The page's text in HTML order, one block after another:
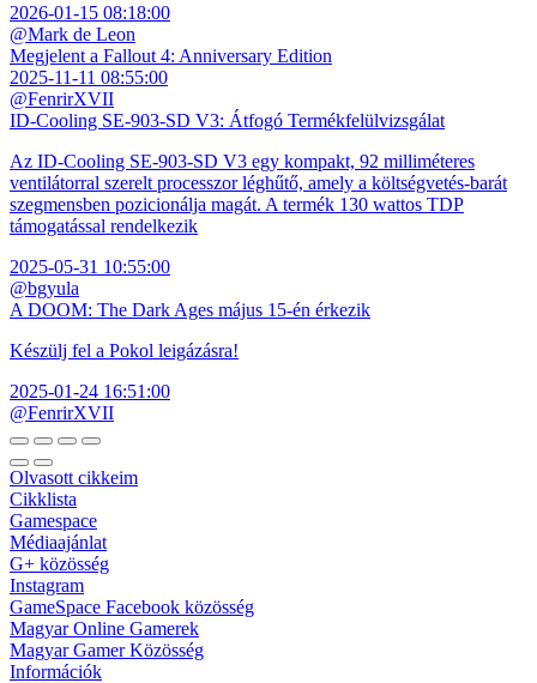
2026-01-15 08:18:00
@Mark de Leon
Megjelent a Fallout 4: Anniversary Edition
2025-11-11 08:55:00
@FenrirXVII
ID-Cooling SE-903-SD V3: Átfogó Termékfelülvizsgálat
Az ID-Cooling SE-903-SD V3 egy kompakt, 92 milliméteres
ventilátorral szerelt processzor léghűtő, amely a költségvetés-barát
szegmensben pozicionálja magát. A termék 130 wattos TDP
támogatással rendelkezik
2025-05-31 10:55:00
@bgyula
A DOOM: The Dark Ages május 15-én érkezik
Készülj fel a Pokol leigázásra!
2025-01-24 16:51:00
@FenrirXVII
Olvasott cikkeim
Cikklista
Gamespace
Médiaajánlat
G+ közösség
Instagram
GameSpace Facebook közösség
Magyar Online Gamerek
Magyar Gamer Közösség
Információk